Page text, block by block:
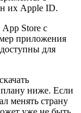
их Apple ID.
App Store с
приложения
для
плану ниже. Если
менять страну